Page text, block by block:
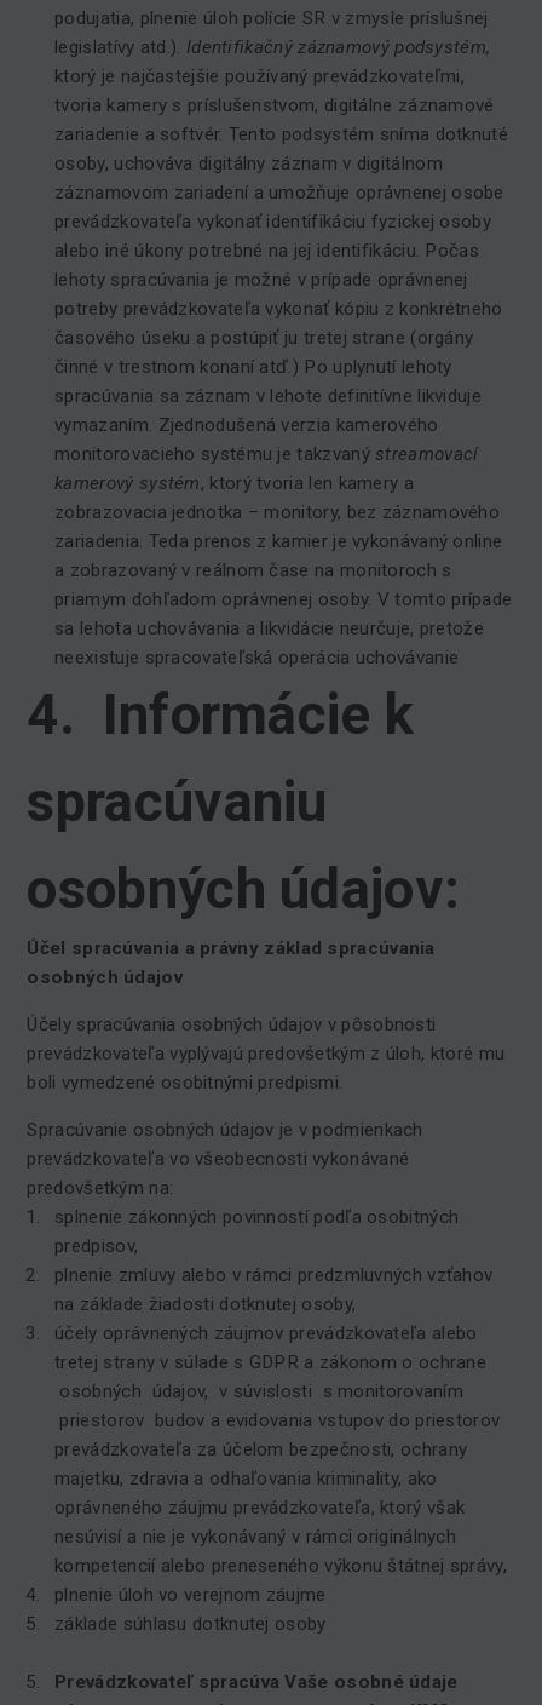
podujatia, plnenie úloh polície SR v zmysle príslušnej
legislatívy atd.). Identifikačný záznamový podsystém,
ktorý je najčastejšie používaný prevádzkovateľmi,
tvoria kamery s príslušenstvom, digitálne záznamové
zariadenie a softvér. Tento podsystém sníma dotknuté
osoby, uchováva digitálny záznam v digitálnom
záznamovom zariadení a umožňuje oprávnenej osobe
prevádzkovateľa vykonať identifikáciu fyzickej osoby
alebo iné úkony potrebné na jej identifikáciu. Počas
lehoty spracúvania je možné v prípade oprávnenej
potreby prevádzkovateľa vykonať kópiu z konkrétneho
časového úseku a postúpiť ju tretej strane (orgány
činné v trestnom konaní atď.) Po uplynutí lehoty
spracúvania sa záznam v lehote definitívne likviduje
vymazaním. Zjednodušená verzia kamerového
monitorovacieho systému je takzvaný streamovací
kamerový systém, ktorý tvoria len kamery a
zobrazovacia jednotka – monitory, bez záznamového
zariadenia. Teda prenos z kamier je vykonávaný online
a zobrazovaný v reálnom čase na monitoroch s
priamym dohľadom oprávnenej osoby. V tomto prípade
sa lehota uchovávania a likvidácie neurčuje, pretože
neexistuje spracovateľská operácia uchovávanie
4. Informácie k
spracúvaniu
osobných údajov:
Účel spracúvania a právny základ spracúvania
osobných údajov
Účely spracúvania osobných údajov v pôsobnosti
prevádzkovateľa vyplývajú predovšetkým z úloh, ktoré mu
boli vymedzené osobitnými predpismi.
Spracúvanie osobných údajov je v podmienkach
prevádzkovateľa vo všeobecnosti vykonávané
predovšetkým na:
splnenie zákonných povinností podľa osobitných
predpisov,
plnenie zmluvy alebo v rámci predzmluvných vzťahov
na základe žiadosti dotknutej osoby,
účely oprávnených záujmov prevádzkovateľa alebo
tretej strany v súlade s GDPR a zákonom o ochrane
osobných údajov, v súvislosti s monitorovaním
priestorov budov a evidovania vstupov do priestorov
prevádzkovateľa za účelom bezpečnosti, ochrany
majetku, zdravia a odhaľovania kriminality, ako
oprávneného záujmu prevádzkovateľa, ktorý však
nesúvisí a nie je vykonávaný v rámci originálnych
kompetencií alebo preneseného výkonu štátnej správy,
plnenie úloh vo verejnom záujme
základe súhlasu dotknutej osoby
Prevádzkovateľ spracúva Vaše osobné údaje